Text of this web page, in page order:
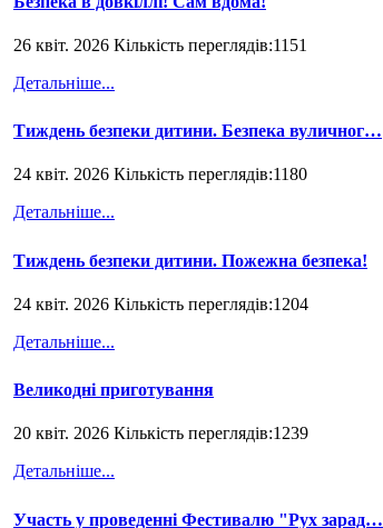
26 квіт. 2026 Кількість переглядів:1151
Детальніше...
Тиждень безпеки дитини. Безпека вуличног…
24 квіт. 2026 Кількість переглядів:1180
Детальніше...
Тиждень безпеки дитини. Пожежна безпека!
24 квіт. 2026 Кількість переглядів:1204
Детальніше...
Великодні приготування
20 квіт. 2026 Кількість переглядів:1239
Детальніше...
Участь у проведенні Фестивалю "Рух зарад…